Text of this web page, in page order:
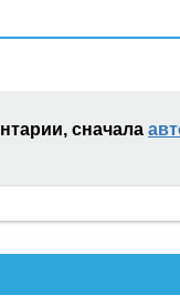
сначала